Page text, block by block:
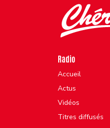
Radio
Accueil
Actus
Vidéos
Titres diffusés